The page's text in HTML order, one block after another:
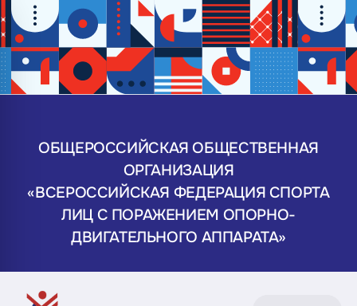
ОБЩЕРОССИЙСКАЯ ОБЩЕСТВЕННАЯ
ОРГАНИЗАЦИЯ
«ВСЕРОССИЙСКАЯ ФЕДЕРАЦИЯ СПОРТА
ЛИЦ С ПОРАЖЕНИЕМ ОПОРНО-
ДВИГАТЕЛЬНОГО АППАРАТА»